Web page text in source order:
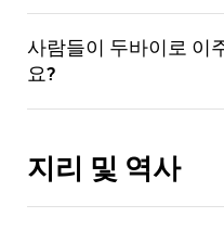
사람들이 두바이로 이
요?
지리 및 역사